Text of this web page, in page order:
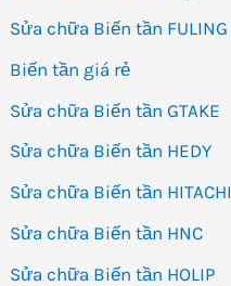
Sửa chữa Biến tần FULING
Biến tần giá rẻ
Sửa chữa Biến tần GTAKE
Sửa chữa Biến tần HEDY
Sửa chữa Biến tần HITACHI
Sửa chữa Biến tần HNC
Sửa chữa Biến tần HOLIP